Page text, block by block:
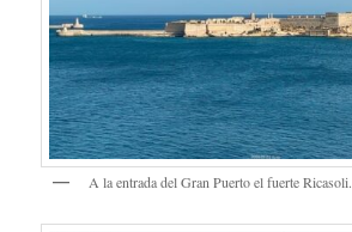
A la entrada del Gran Puerto el fuerte Ricasoli.